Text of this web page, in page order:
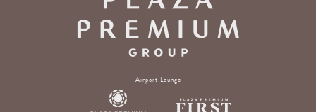
Airport Lounge